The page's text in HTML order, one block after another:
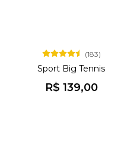
(183)
Sport Big Tennis
R$ 139,00